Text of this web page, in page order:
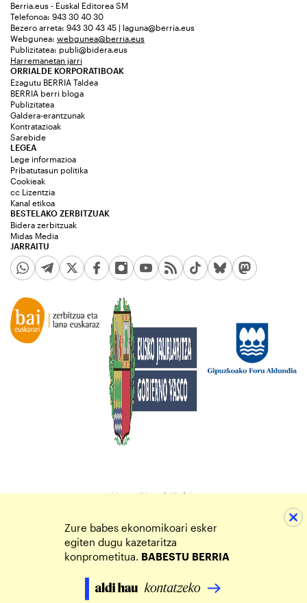
Berria.eus - Euskal Editorea SM
Telefonoa: 943 30 40 30
Bezero arreta: 943 30 43 45 | laguna@berria.eus
Webgunea: webgunea@berria.eus
Publizitatea: publi@bidera.eus
Harremanetan jarri
ORRIALDE KORPORATIBOAK
Ezagutu BERRIA Taldea
BERRIA berri bloga
Publizitatea
Galdera-erantzunak
Kontratazioak
Sarebide
JARRAITU
LEGEA
Lege informazioa
Pribatutasun politika
Cookieak
cc Lizentzia
Kanal etikoa
BESTELAKO ZERBITZUAK
Bidera zerbitzuak
Midas Media
Zure babes ekonomikoari esker
egiten dugu kazetaritza
konprometitua. BABESTU BERRIA